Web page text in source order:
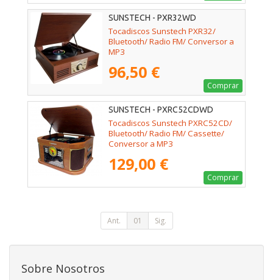
SUNSTECH - PXR32WD
Tocadiscos Sunstech PXR32/
Bluetooth/ Radio FM/ Conversor a
MP3
96,50 €
Comprar
SUNSTECH - PXRC52CDWD
Tocadiscos Sunstech PXRC52CD/
Bluetooth/ Radio FM/ Cassette/
Conversor a MP3
129,00 €
Comprar
Ant. 01 Sig.
Sobre Nosotros